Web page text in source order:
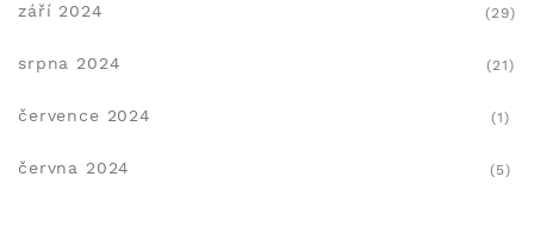
září 2024 (29)
srpna 2024 (21)
července 2024 (1)
června 2024 (5)